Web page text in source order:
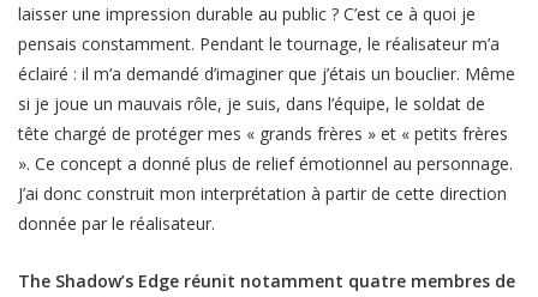
laisser une impression durable au public ? C’est ce à quoi je
pensais constamment. Pendant le tournage, le réalisateur m’a
éclairé : il m’a demandé d’imaginer que j’étais un bouclier. Même
si je joue un mauvais rôle, je suis, dans l’équipe, le soldat de
tête chargé de protéger mes « grands frères » et « petits frères
». Ce concept a donné plus de relief émotionnel au personnage.
J’ai donc construit mon interprétation à partir de cette direction
donnée par le réalisateur.
The Shadow’s Edge réunit notamment quatre membres de